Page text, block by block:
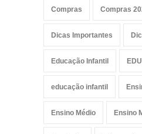
Compras Compras
Dicas Importantes
Educação Infantil
educação infantil
Ensino Médio Ensino